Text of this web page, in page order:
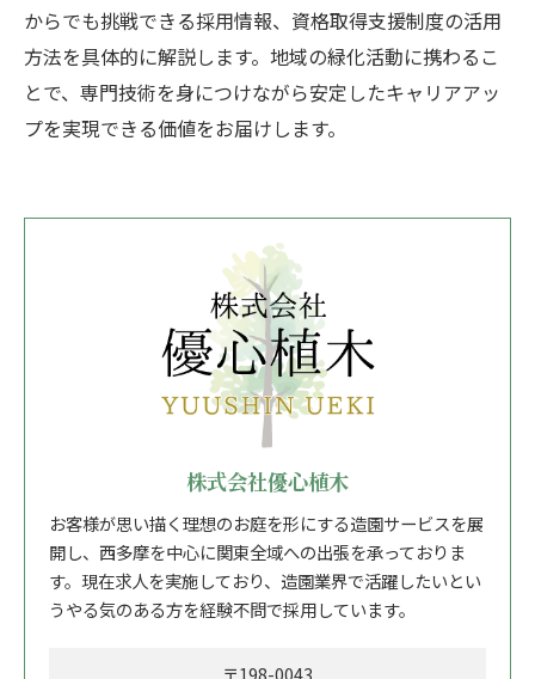
からでも挑戦できる採用情報、資格取得支援制度の活用
方法を具体的に解説します。地域の緑化活動に携わるこ
とで、専門技術を身につけながら安定したキャリアアッ
プを実現できる価値をお届けします。
株式会社優心植木
お客様が思い描く理想のお庭を形にする造園サービスを展
開し、西多摩を中心に関東全域への出張を承っておりま
す。現在求人を実施しており、造園業界で活躍したいとい
うやる気のある方を経験不問で採用しています。
〒198-0043